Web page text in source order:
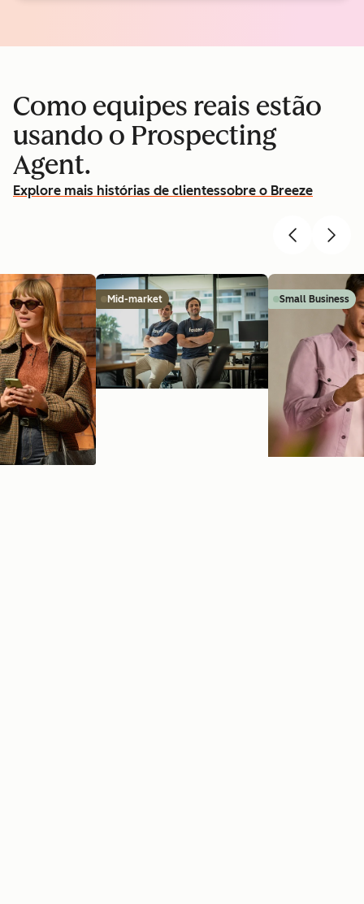
Como equipes reais estão
usando o Prospecting
Agent.
Explore mais histórias de clientessobre o Breeze
Mid-market Small Business